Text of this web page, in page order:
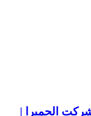
الحمبرا |